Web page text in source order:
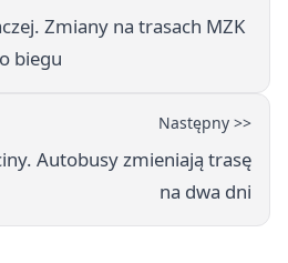
Zmiany na trasach MZK
biegu
Następny >>
Autobusy zmieniają trasę
na dwa dni